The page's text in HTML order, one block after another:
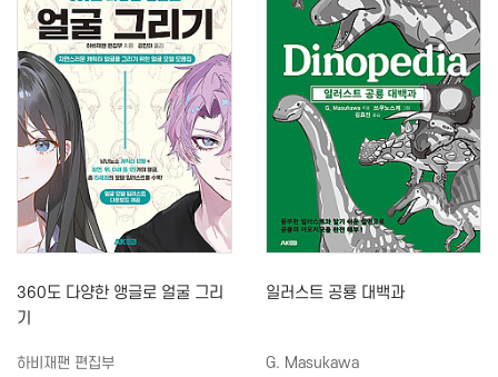
360도 다양한 앵글로 얼굴 그리
기
하비재팬 편집부
일러스트 공룡 대백과
G. Masukawa